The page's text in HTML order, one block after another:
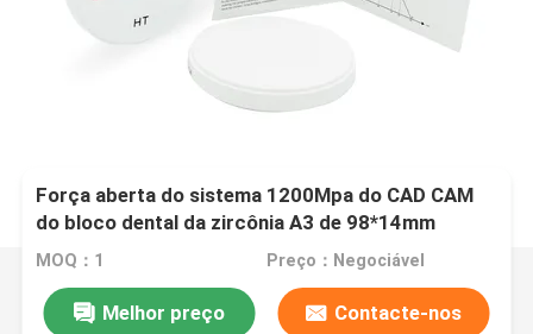
Força aberta do sistema 1200Mpa do CAD CAM
do bloco dental da zircônia A3 de 98*14mm
MOQ：1 Preço：Negociável
Melhor preço Contacte-nos